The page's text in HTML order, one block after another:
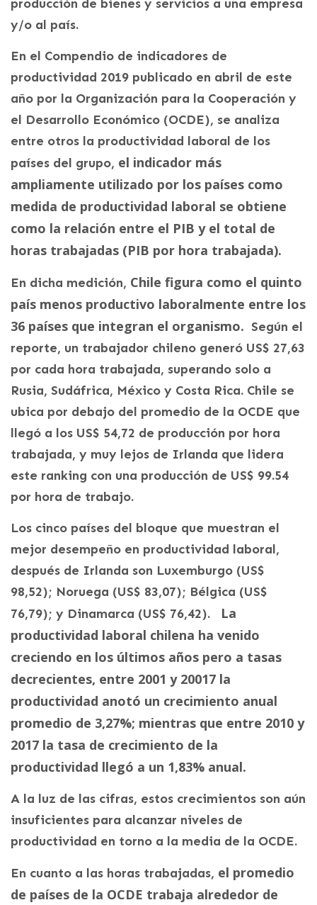
producción de bienes y servicios a una empresa
y/o al país.
En el Compendio de indicadores de
productividad 2019 publicado en abril de este
año por la Organización para la Cooperación y
el Desarrollo Económico (OCDE), se analiza
entre otros la productividad laboral de los
países del grupo, el indicador más
ampliamente utilizado por los países como
medida de productividad laboral se obtiene
como la relación entre el PIB y el total de
horas trabajadas (PIB por hora trabajada).
En dicha medición, Chile figura como el quinto
país menos productivo laboralmente entre los
36 países que integran el organismo. Según el
reporte, un trabajador chileno generó US$ 27,63
por cada hora trabajada, superando solo a
Rusia, Sudáfrica, México y Costa Rica. Chile se
ubica por debajo del promedio de la OCDE que
llegó a los US$ 54,72 de producción por hora
trabajada, y muy lejos de Irlanda que lidera
este ranking con una producción de US$ 99.54
por hora de trabajo.
Los cinco países del bloque que muestran el
mejor desempeño en productividad laboral,
después de Irlanda son Luxemburgo (US$
98,52); Noruega (US$ 83,07); Bélgica (US$
76,79); y Dinamarca (US$ 76,42). La
productividad laboral chilena ha venido
creciendo en los últimos años pero a tasas
decrecientes, entre 2001 y 20017 la
productividad anotó un crecimiento anual
promedio de 3,27%; mientras que entre 2010 y
2017 la tasa de crecimiento de la
productividad llegó a un 1,83% anual.
A la luz de las cifras, estos crecimientos son aún
insuficientes para alcanzar niveles de
productividad en torno a la media de la OCDE.
En cuanto a las horas trabajadas, el promedio
de países de la OCDE trabaja alrededor de